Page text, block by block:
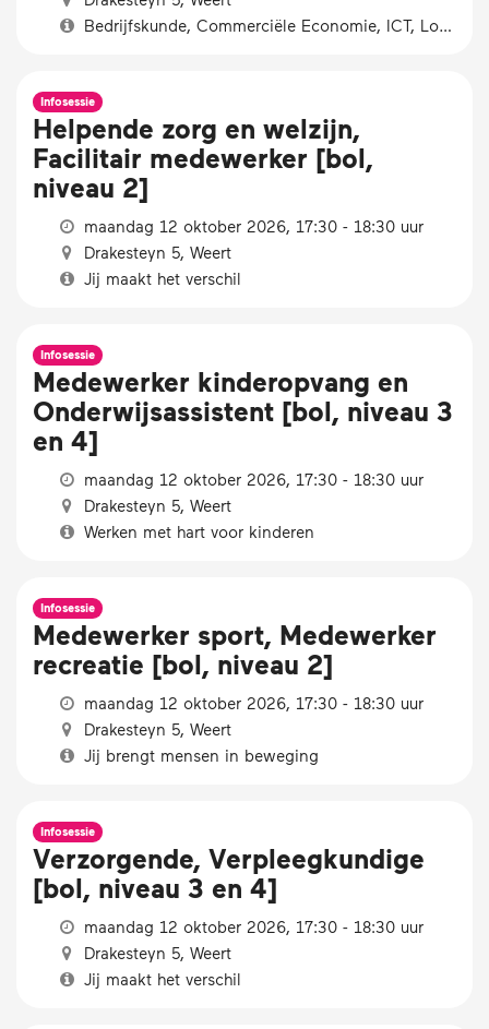
Bedrijfskunde, Commerciële Economie, ICT, Logistiek
Infosessie
Helpende zorg en welzijn,
Facilitair medewerker [bol,
niveau 2]
maandag 12 oktober 2026, 17:30 - 18:30 uur
Drakesteyn 5, Weert
Jij maakt het verschil
Infosessie
Medewerker kinderopvang en
Onderwijsassistent [bol, niveau 3
en 4]
maandag 12 oktober 2026, 17:30 - 18:30 uur
Drakesteyn 5, Weert
Werken met hart voor kinderen
Infosessie
Medewerker sport, Medewerker
recreatie [bol, niveau 2]
maandag 12 oktober 2026, 17:30 - 18:30 uur
Drakesteyn 5, Weert
Jij brengt mensen in beweging
Infosessie
Verzorgende, Verpleegkundige
[bol, niveau 3 en 4]
maandag 12 oktober 2026, 17:30 - 18:30 uur
Drakesteyn 5, Weert
Jij maakt het verschil